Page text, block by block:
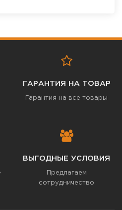
ГАРАНТИЯ НА ТОВАР
Гарантия на все товары
ВЫГОДНЫЕ УСЛОВИЯ
Предлагаем
сотрудничество